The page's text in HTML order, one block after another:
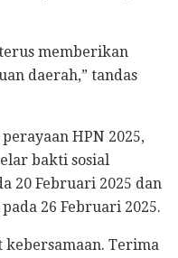
memberikan
daerah,” tandas
HPN 2025,
bakti sosial
20 Februari 2025 dan
26 Februari 2025.
Terima